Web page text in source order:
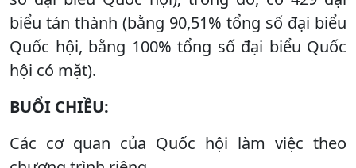
biểu tán thành (bằng 90,51% tổng số đại biểu
Quốc hội, bằng 100% tổng số đại biểu Quốc
hội có mặt).
BUỔI CHIỀU:
Các cơ quan của Quốc hội làm việc theo